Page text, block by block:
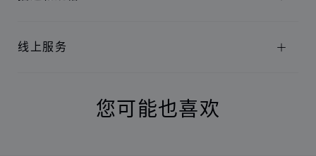
线上服务
您可能也喜欢